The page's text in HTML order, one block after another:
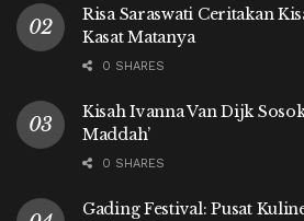
Risa Saraswati Ceritakan
Kasat Matanya
0 SHARES
Kisah Ivanna Van Dijk
Maddah’
0 SHARES
Gading Festival: Pusat